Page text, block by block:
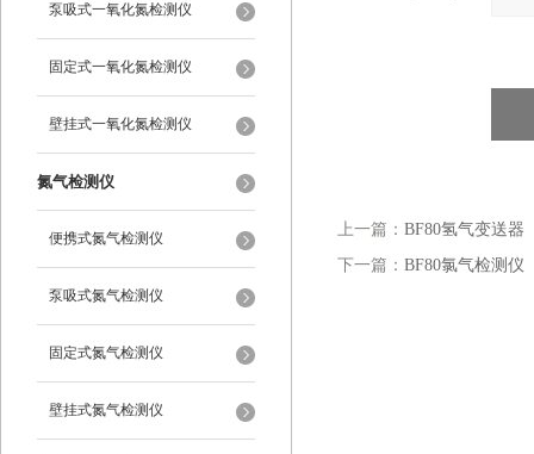
泵吸式一氧化氮检测仪
固定式一氧化氮检测仪
壁挂式一氧化氮检测仪
氮气检测仪
便携式氮气检测仪
泵吸式氮气检测仪
固定式氮气检测仪
壁挂式氮气检测仪
上一篇： BF80氢气变送器
下一篇： BF80氯气检测仪